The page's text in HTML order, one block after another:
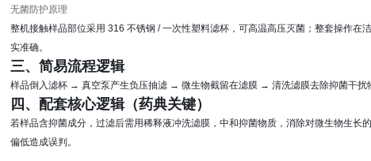
无菌防护原理
整机接触样品部位采用 316 不锈钢 / 一次性塑料滤杯，可高温高压灭菌；整套操作在
实准确。
三、简易流程逻辑
样品倒入滤杯 → 真空泵产生负压抽滤 → 微生物截留在滤膜 → 清洗滤膜去除抑菌干扰
四、配套核心逻辑（药典关键）
若样品含抑菌成分，过滤后需用稀释液冲洗滤膜，中和抑菌物质，消除对微生物生长
偏低造成误判。